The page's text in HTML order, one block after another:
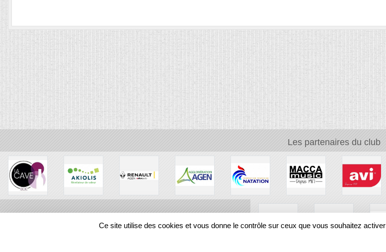
Les partenaires du club
Ce site utilise des cookies et vous donne le contrôle sur ceux que vous souhaitez activer